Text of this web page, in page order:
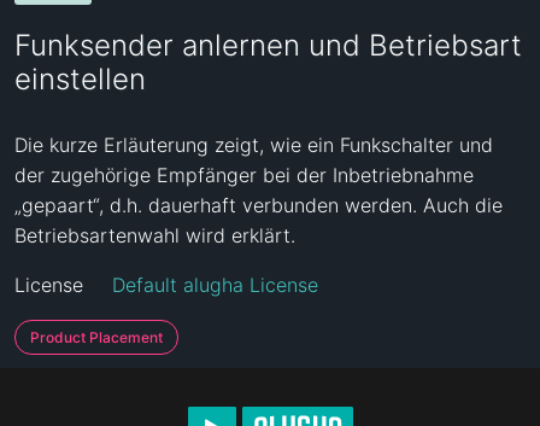
Funksender anlernen und Betriebsart
einstellen
Die kurze Erläuterung zeigt, wie ein Funkschalter und
der zugehörige Empfänger bei der Inbetriebnahme
„gepaart“, d.h. dauerhaft verbunden werden. Auch die
Betriebsartenwahl wird erklärt.
License Default alugha License
Product Placement